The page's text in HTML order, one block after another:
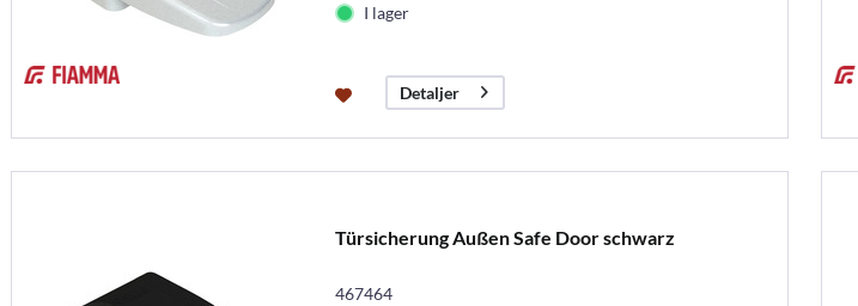
I lager
Detaljer
Türsicherung Außen Safe Door schwarz
467464